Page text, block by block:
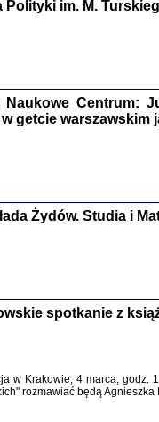
Polityki im. M.
Naukowe Centrum:
getcie warszawskim
Żydów. Studia i
spotkanie z
w Krakowie, 4 marca, godz.
rozmawiać będą